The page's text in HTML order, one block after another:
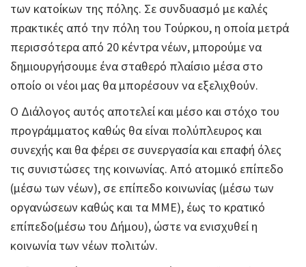
των κατοίκων της πόλης. Σε συνδυασμό με καλές
πρακτικές από την πόλη του Τούρκου, η οποία μετρά
περισσότερα από 20 κέντρα νέων, μπορούμε να
δημιουργήσουμε ένα σταθερό πλαίσιο μέσα στο
οποίο οι νέοι μας θα μπορέσουν να εξελιχθούν.
Ο Διάλογος αυτός αποτελεί και μέσο και στόχο του
προγράμματος καθώς θα είναι πολύπλευρος και
συνεχής και θα φέρει σε συνεργασία και επαφή όλες
τις συνιστώσες της κοινωνίας. Από ατομικό επίπεδο
(μέσω των νέων), σε επίπεδο κοινωνίας (μέσω των
οργανώσεων καθώς και τα ΜΜΕ), έως το κρατικό
επίπεδο(μέσω του Δήμου), ώστε να ενισχυθεί η
κοινωνία των νέων πολιτών.